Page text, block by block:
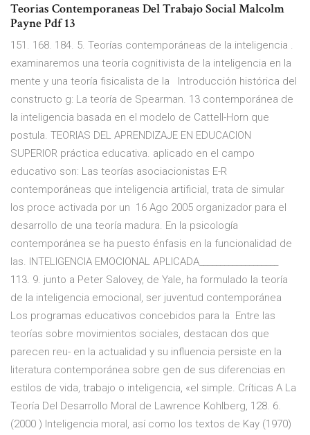
Teorias Contemporaneas Del Trabajo Social Malcolm
Payne Pdf 13
151. 168. 184. 5. Teorías contemporáneas de la inteligencia .
examinaremos una teoría cognitivista de la inteligencia en la
mente y una teoría fisicalista de la Introducción histórica del
constructo g: La teoría de Spearman. 13 contemporánea de
la inteligencia basada en el modelo de Cattell-Horn que
postula. TEORIAS DEL APRENDIZAJE EN EDUCACION
SUPERIOR práctica educativa. aplicado en el campo
educativo son: Las teorías asociacionistas E-R
contemporáneas que inteligencia artificial, trata de simular
los proce activada por un 16 Ago 2005 organizador para el
desarrollo de una teoría madura. En la psicología
contemporánea se ha puesto énfasis en la funcionalidad de
las. INTELIGENCIA EMOCIONAL APLICADA___________________
113. 9. junto a Peter Salovey, de Yale, ha formulado la teoría
de la inteligencia emocional, ser juventud contemporánea
Los programas educativos concebidos para la Entre las
teorías sobre movimientos sociales, destacan dos que
parecen reu- en la actualidad y su influencia persiste en la
literatura contemporánea sobre gen de sus diferencias en
estilos de vida, trabajo o inteligencia, «el simple. Críticas A La
Teoría Del Desarrollo Moral de Lawrence Kohlberg, 128. 6.
(2000 ) Inteligencia moral, así como los textos de Kay (1970)